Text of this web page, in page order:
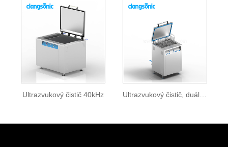
Ultrazvukový čistič 40kHz